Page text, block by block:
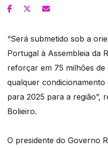
“Será submetido sob a
Portugal à Assembleia da
reforçar em 75 milhões
qualquer
para 2025 para a região”,
Bolieiro.
O presidente do Governo